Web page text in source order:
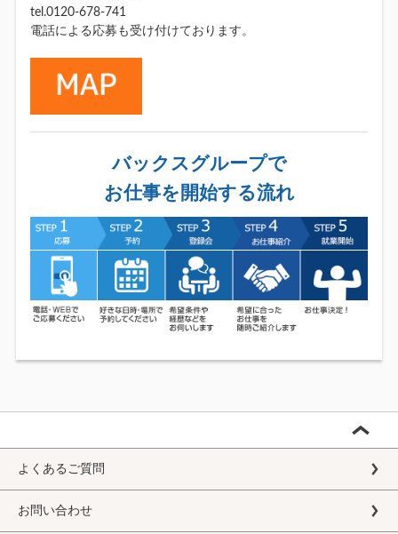
tel.0120-678-741
電話による応募も受け付けております。
バックスグループで
お仕事を開始する流れ
よくあるご質問
お問い合わせ